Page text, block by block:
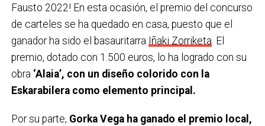
23:59 Verbena con la orquesta REMIX en la plaza San
Fausto.
Domingo 9 de octubre
9:00 Txupin desde el Ayuntamiento.
9:30 Torneo popular y federado de Tenis de mesa en
el polideportivo Urbi.
Fausto 2022! En esta ocasión, el premio del concurso
de carteles se ha quedado en casa, puesto que el
ganador ha sido el basauritarra Iñaki Zorriketa. El
premio, dotado con 1.500 euros, lo ha logrado con su
obra ‘Alaia’, con un diseño colorido con la
Eskarabilera como elemento principal.
Por su parte, Gorka Vega ha ganado el premio local,